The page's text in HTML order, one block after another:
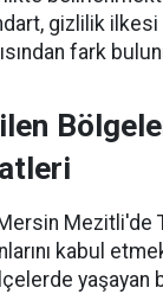
gizlilik
fark
Mezitli'de
kabul
yaşayan